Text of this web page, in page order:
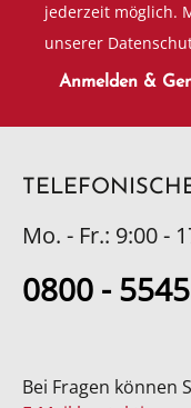
jederzeit möglich.
unserer
Anmelden &
Mo. - Fr.: 9:00 -
0800 -
Bei Fragen können